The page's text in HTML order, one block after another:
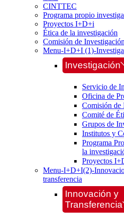
CINTTEC
Programa propio
Proyectos I+D+i
Ética de la investigación
Comisión de Investigación
Menu-I+D+I (1)-
Investigación
Servicio de
Oficina de
Comisión de
Comité de
Grupos de
Institutos y
Programa
la
Proyectos
Menu-I+D+I(2)-
transferencia
Innovación y
Transferencia